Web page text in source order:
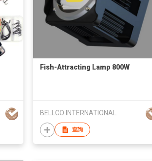
Fish-Attracting Lamp 800W
BELLCO INTERNATIONAL
查詢